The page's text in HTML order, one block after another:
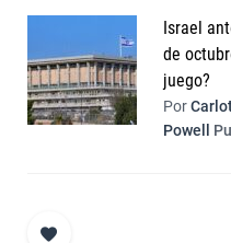
Israel
de
juego?
Por
Powell